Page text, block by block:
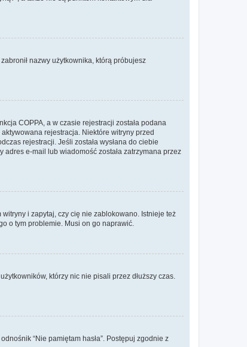
nazwy użytkownika, którą próbujesz
COPPA, a w czasie rejestracji została podana
rejestracja. Niektóre witryny przed
rejestracji. Jeśli została wysłana do ciebie
e-mail lub wiadomość została zatrzymana przez
i zapytaj, czy cię nie zablokowano. Istnieje też
o tym problemie. Musi on go naprawić.
którzy nic nie pisali przez dłuższy czas.
“Nie pamiętam hasła”. Postępuj zgodnie z